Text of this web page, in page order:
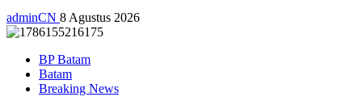
adminCN 8 Agustus 2026
BP Batam
Batam
Breaking News